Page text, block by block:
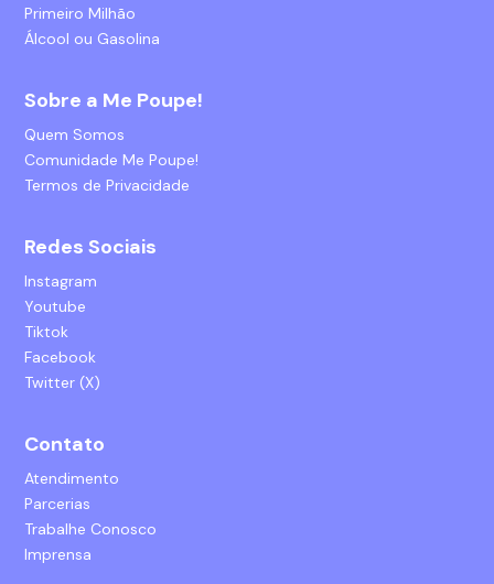
Primeiro Milhão
Álcool ou Gasolina
Sobre a Me Poupe!
Quem Somos
Comunidade Me Poupe!
Termos de Privacidade
Redes Sociais
Instagram
Youtube
Tiktok
Facebook
Twitter (X)
Contato
Atendimento
Parcerias
Trabalhe Conosco
Imprensa